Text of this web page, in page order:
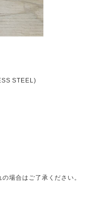
STEEL)
場合はご了承ください。